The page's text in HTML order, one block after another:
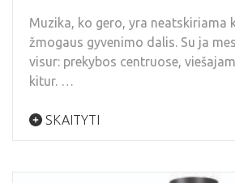
Muzika, ko gero, yra neatskiriama
žmogaus gyvenimo dalis. Su ja
visur: prekybos centruose,
kitur. …
SKAITYTI